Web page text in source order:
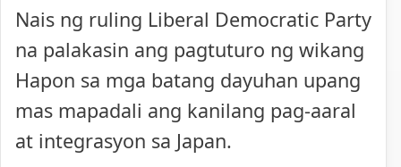
Nais ng ruling Liberal Democratic Party
na palakasin ang pagtuturo ng wikang
Hapon sa mga batang dayuhan upang
mas mapadali ang kanilang pag-aaral
at integrasyon sa Japan.